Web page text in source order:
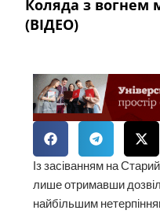
Коляда з вогнем
(ВІДЕО)
Із засіванням на
лише отримавши
найбільшим